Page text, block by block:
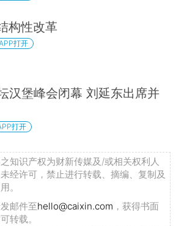
构性改革
打开
汉堡峰会闭幕 刘延东出席并
打开
知识产权为财新传媒及/或相关权利人
经许可，禁止进行转载、摘编、复制及
。
邮件至hello@caixin.com ，获得书面
转载。